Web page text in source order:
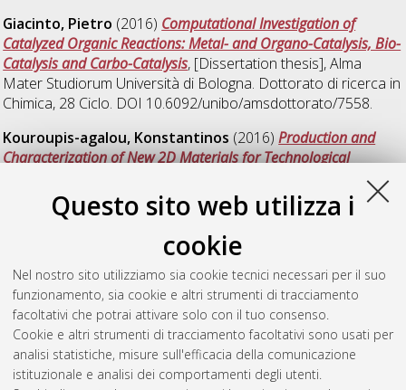
Questo sito web utilizza i
cookie
Nel nostro sito utilizziamo sia cookie tecnici necessari per il suo
funzionamento, sia cookie e altri strumenti di tracciamento
facoltativi che potrai attivare solo con il tuo consenso.
Cookie e altri strumenti di tracciamento facoltativi sono usati per
analisi statistiche, misure sull'efficacia della comunicazione
istituzionale e analisi dei comportamenti degli utenti.
Giacinto, Pietro (2016) Computational Investigation of
Catalyzed Organic Reactions: Metal- and Organo-Catalysis, Bio-
Catalysis and Carbo-Catalysis, [Dissertation thesis], Alma
Mater Studiorum Università di Bologna. Dottorato di ricerca in
Chimica, 28 Ciclo. DOI 10.6092/unibo/amsdottorato/7558.
Kouroupis-agalou, Konstantinos (2016)Production and
Characterization of New 2D Materials for Technological
, [Dissertation
thesis], Alma Mater Studiorum Università di Bologna.
Dottorato di ricerca inChimica , 28 Ciclo. DOI
10.6092/unibo/amsdottorato/7420.
Malmusi, Andrea(2016) Sustainable Catalytic Processes for
the Valorisation of Light Alcohols, [Dissertation thesis], Alma
Mater Studiorum Università di Bologna. Dottorato di ricerca in
Chimica , 28 Ciclo. DOI 10.6092/unibo/amsdottorato/7631.
Mari, Massimiliano(2016)Sustainable Catalytic Process for
the Synthesis of Niacin, [Dissertation thesis], Alma Mater